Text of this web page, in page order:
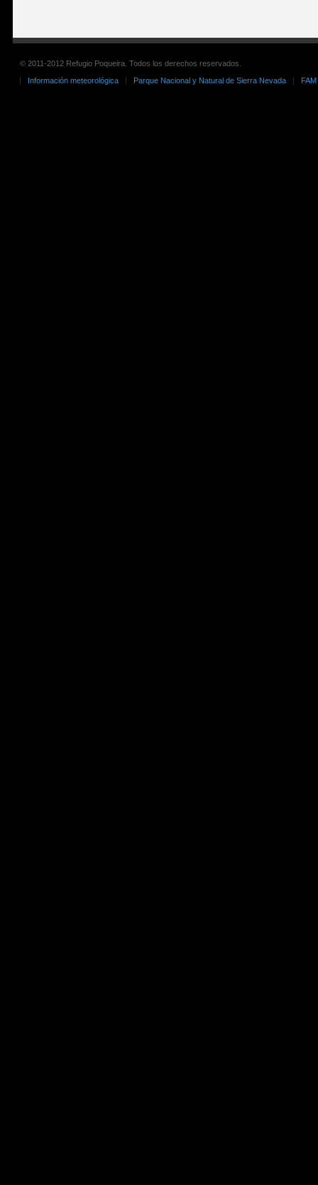
© 2011-2012 Refugio Poqueira. Todos los derechos reservados.
Información meteorológica
Parque Nacional y Natural de Sierra Nevada FAM